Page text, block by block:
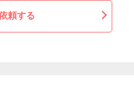
頼する